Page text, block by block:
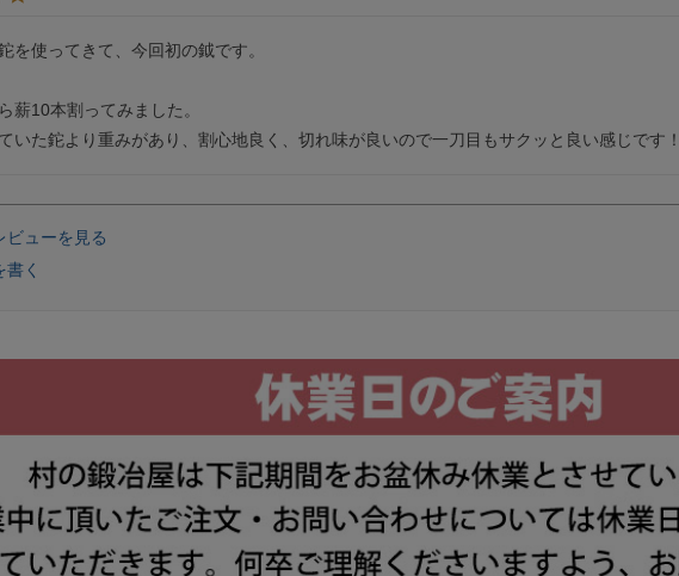
を使ってきて、今回初の鉞です。
薪10本割ってみました。
いた鉈より重みがあり、割心地良く、切れ味が良いので一刀目もサクッと良い感じです！
ビューを見る
書く